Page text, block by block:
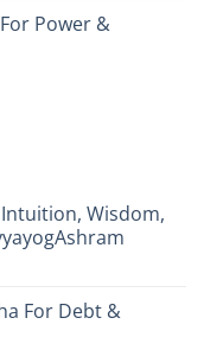
Power &
Wisdom,
For Debt &